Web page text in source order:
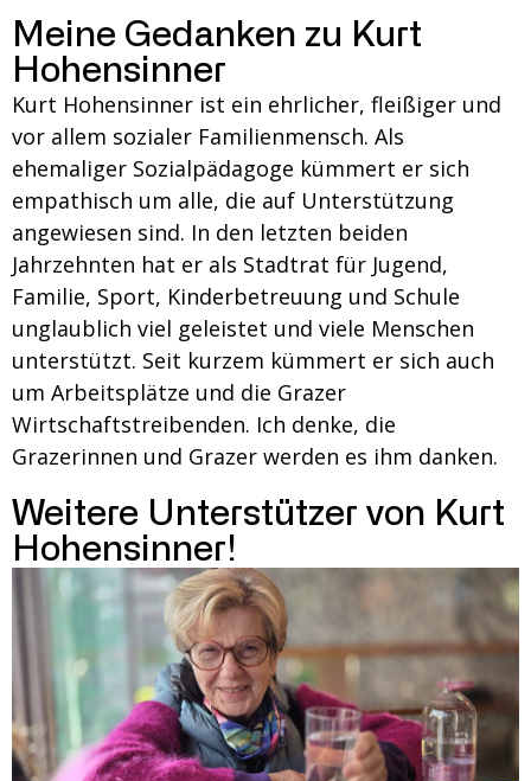
Meine Gedanken zu Kurt
Hohensinner
Kurt Hohensinner ist ein ehrlicher, fleißiger und
vor allem sozialer Familienmensch. Als
ehemaliger Sozialpädagoge kümmert er sich
empathisch um alle, die auf Unterstützung
angewiesen sind. In den letzten beiden
Jahrzehnten hat er als Stadtrat für Jugend,
Familie, Sport, Kinderbetreuung und Schule
unglaublich viel geleistet und viele Menschen
unterstützt. Seit kurzem kümmert er sich auch
um Arbeitsplätze und die Grazer
Wirtschaftstreibenden. Ich denke, die
Grazerinnen und Grazer werden es ihm danken.
Weitere Unterstützer von Kurt
Hohensinner!